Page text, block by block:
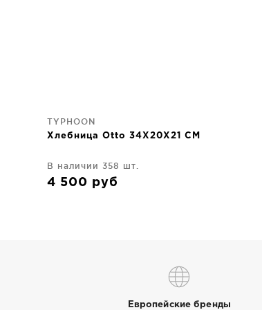
TYPHOON
Хлебница Otto 34X20X21 CM
В наличии 358 шт.
4 500 руб
Европейские бренды